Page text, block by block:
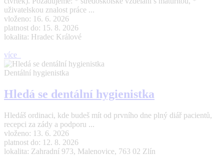
uživatelskou znalost práce ...
vloženo: 16. 6. 2026
platnost do: 15. 8. 2026
lokalita: Hradec Králové
více
Dentální hygienistka
Hledá se dentální hygienistka
Hledáš ordinaci, kde budeš mít od prvního dne plný diář pacientů,
recepci za zády a podporu ...
vloženo: 13. 6. 2026
platnost do: 12. 8. 2026
lokalita: Zahradní 973, Malenovice, 763 02 Zlín